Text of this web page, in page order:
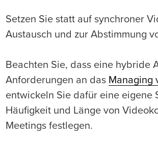
Setzen Sie statt auf synchroner
Austausch und zur Abstimmung
Beachten Sie, dass eine hybride
Anforderungen an das Managing
entwickeln Sie dafür eine eigene
Häufigkeit und Länge von
Meetings festlegen.